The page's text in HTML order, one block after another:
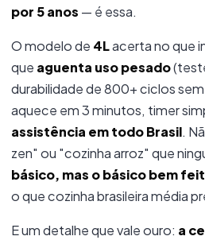
por 5 anos — é essa.
O modelo de 4Lacerta no que
que aguenta uso pesado
durabilidade de 800+ ciclos
aquece em 3 minutos, timer
assistência em todo Brasil.
zen" ou "cozinha arroz" que
básico, mas o básico bem
o que cozinha brasileira média
E um detalhe que vale ouro: a